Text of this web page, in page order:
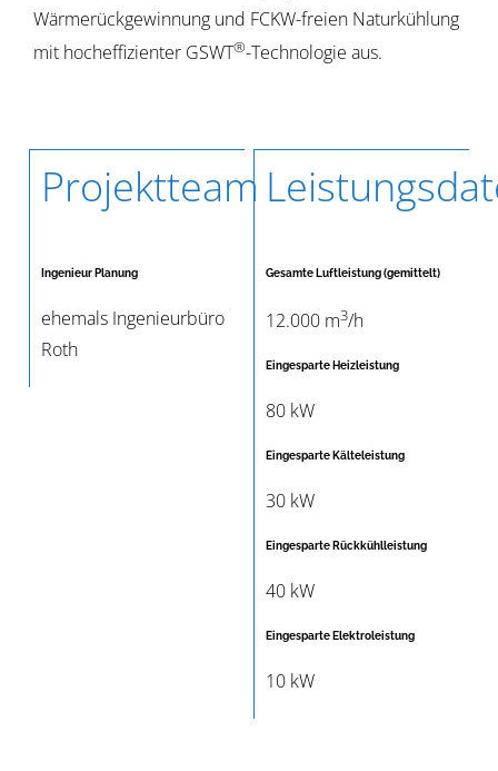
Wärmerückgewinnung und FCKW-freien Naturkühlung
mit hocheffizienter GSWT®-Technologie aus.
Projektteam
Ingenieur Planung
ehemals Ingenieurbüro
Roth
Gesamte Luftleistung (gemittelt)
12.000 m3/h
Eingesparte Heizleistung
80 kW
Eingesparte Kälteleistung
30 kW
Eingesparte Rückkühlleistung
40 kW
Eingesparte Elektroleistung
10 kW